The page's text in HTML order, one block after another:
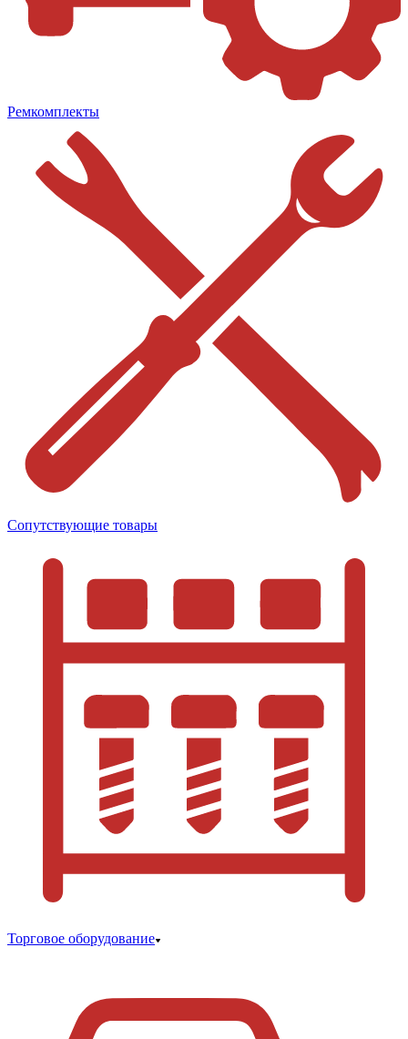
Ремкомплекты
Сопутствующие товары
Торговое оборудование